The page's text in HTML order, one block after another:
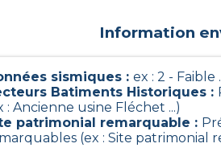
Information
sismiques : ex : 2 - Faible
Batiments Historiques :
: Ancienne usine Fléchet ...)
patrimonial remarquable :
(ex : Site patrimonial